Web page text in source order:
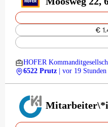
€
HOFER
6522 Prutz
| vor 19 Stunden